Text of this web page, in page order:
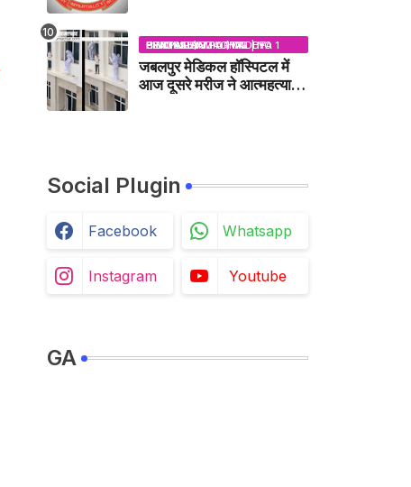
BHOPAL SAMACHAR | NO 1 HINDI NEWS PORTAL OF CENTRAL INDIA (MADHYA PRADESH)
जबलपुर मेडिकल हॉस्पिटल में
आज दूसरे मरीज ने आत्महत्या
Social Plugin
Facebook Whatsapp
Instagram Youtube
GA